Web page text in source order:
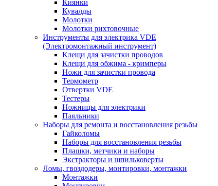
Киянки
Кувалды
Молотки
Молотки рихтовочные
Инструменты для электрика VDE
(Электромонтажный инструмент)
Клещи для зачистки проводов
Клещи для обжима - кримперы
Ножи для зачистки провода
Термометр
Отвертки VDE
Тестеры
Ножницы для электрики
Паяльники
Наборы для ремонта и восстановления резьбы
Гайколомы
Наборы для восстановления резьбы
Плашки, метчики и наборы
Экстракторы и шпильковерты
Ломы, гвоздодеры, монтировки, монтажки
Монтажки